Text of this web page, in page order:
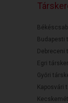
Budapesti
Debreceni
Egri
Győri
Kaposvári